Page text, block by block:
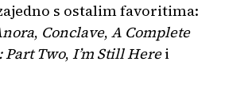
s ostalim favoritima:
, Conclave,A Complete
Part Two,I’m Still Herei